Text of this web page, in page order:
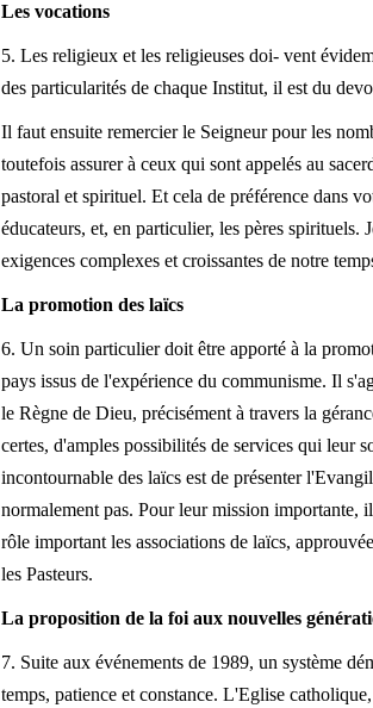
Les vocations
5. Les religieux et les religieuses doi- vent
des particularités de chaque Institut, il est du
Il faut ensuite remercier le Seigneur pour les
toutefois assurer à ceux qui sont appelés au
pastoral et spirituel. Et cela de préférence dans
éducateurs, et, en particulier, les pères
exigences complexes et croissantes de notre
La promotion des laïcs
6. Un soin particulier doit être apporté à la
pays issus de l'expérience du communisme. Il
le Règne de Dieu, précisément à travers la
certes, d'amples possibilités de services qui leur
incontournable des laïcs est de présenter
normalement pas. Pour leur mission importante,
rôle important les associations de laïcs,
les Pasteurs.
La proposition de la foi aux nouvelles
7. Suite aux événements de 1989, un système
temps, patience et constance. L'Eglise